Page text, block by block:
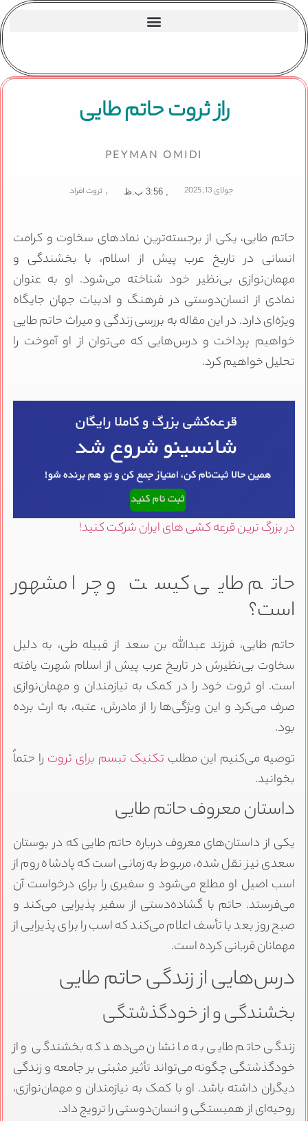
راز ثروت حاتم طایی
PEYMAN OMIDI
جولای 13, 2025 3:56 ب.ظ , ثروت افراد
حاتم طایی، یکی از برجسته‌ترین نمادهای سخاوت و کرامت
انسانی در تاریخ عرب پیش از اسلام، با بخشندگی و
مهمان‌نوازی بی‌نظیر خود شناخته می‌شود. او به عنوان
نمادی از انسان‌دوستی در فرهنگ و ادبیات جهان جایگاه
ویژه‌ای دارد. در این مقاله به بررسی زندگی و میراث حاتم طایی
خواهیم پرداخت و درس‌هایی که می‌توان از او آموخت را
تحلیل خواهیم کرد.
در بزرگ ترین قرعه کشی های ایران شرکت کنید!
حاتم طایی کیست و چرا مشهور
است؟
حاتم طایی، فرزند عبدالله بن سعد از قبیله طی، به دلیل
سخاوت بی‌نظیرش در تاریخ عرب پیش از اسلام شهرت یافته
است. او ثروت خود را در کمک به نیازمندان و مهمان‌نوازی
صرف می‌کرد و این ویژگی‌ها را از مادرش، عتبه، به ارث برده
بود.
توصیه می‌کنیم این مطلب تکنیک تبسم برای ثروترا حتماً
بخوانید.
داستان معروف حاتم طایی
یکی از داستان‌های معروف درباره حاتم طایی که در بوستان
سعدی نیز نقل شده، مربوط به زمانی است که پادشاه روم از
اسب اصیل او مطلع می‌شود و سفیری را برای درخواست آن
می‌فرستد. حاتم با گشاده‌دستی از سفیر پذیرایی می‌کند و
صبح روز بعد با تأسف اعلام می‌کند که اسب را برای پذیرایی از
مهمانان قربانی کرده است.
درس‌هایی از زندگی حاتم طایی
بخشندگی و از خودگذشتگی
زندگی حاتم طایی به ما نشان می‌دهد که بخشندگی و از
خودگذشتگی چگونه می‌تواند تأثیر مثبتی بر جامعه و زندگی
دیگران داشته باشد. او با کمک به نیازمندان و مهمان‌نوازی،
روحیه‌ای از همبستگی و انسان‌دوستی را ترویج داد.